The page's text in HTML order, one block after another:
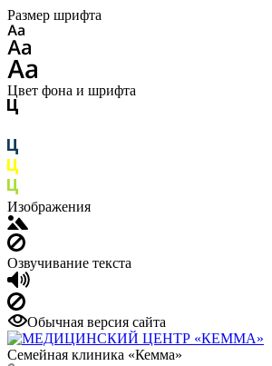
Размер шрифта
Цвет фона и шрифта
Изображения
Озвучивание текста
Обычная версия сайта
Семейная клиника «Кемма»